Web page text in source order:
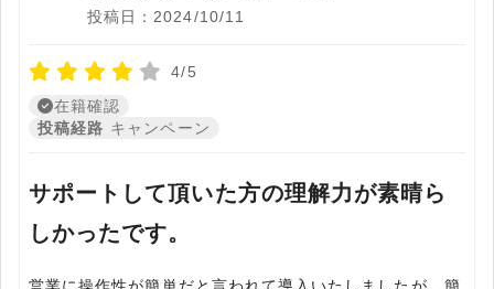
投稿日：2024/10/11
4/5
在籍確認
投稿経路 キャンペーン
サポートして頂いた方の理解力が素晴ら
しかったです。